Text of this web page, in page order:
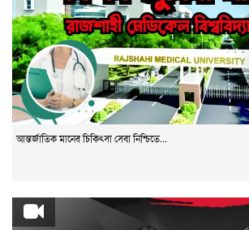
আন্তর্জাতিক মানের চিকিৎসা সেবা নিশ্চিতে...